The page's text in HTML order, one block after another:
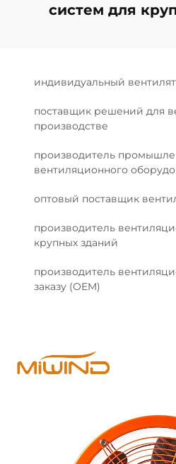
систем для
индивидуальный
поставщик решений для
производстве
производитель
вентиляционного
оптовый поставщик
производитель
крупных зданий
производитель
заказу (OEM)